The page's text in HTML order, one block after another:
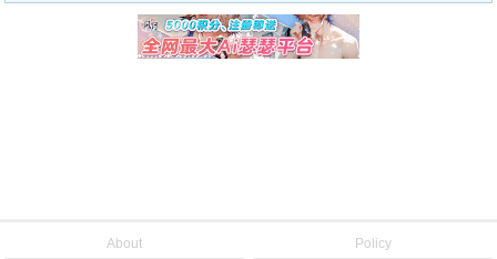
About Policy